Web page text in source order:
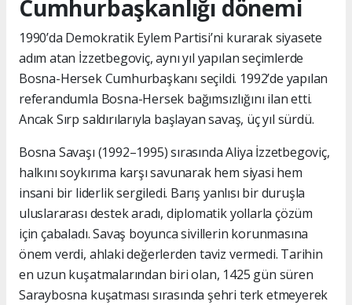
Cumhurbaşkanlığı dönemi
1990’da Demokratik Eylem Partisi’ni kurarak siyasete
adım atan İzzetbegoviç, aynı yıl yapılan seçimlerde
Bosna-Hersek Cumhurbaşkanı seçildi. 1992’de yapılan
referandumla Bosna-Hersek bağımsızlığını ilan etti.
Ancak Sırp saldırılarıyla başlayan savaş, üç yıl sürdü.
Bosna Savaşı (1992–1995) sırasında Aliya İzzetbegoviç,
halkını soykırıma karşı savunarak hem siyasi hem
insani bir liderlik sergiledi. Barış yanlısı bir duruşla
uluslararası destek aradı, diplomatik yollarla çözüm
için çabaladı. Savaş boyunca sivillerin korunmasına
önem verdi, ahlaki değerlerden taviz vermedi. Tarihin
en uzun kuşatmalarından biri olan, 1425 gün süren
Saraybosna kuşatması sırasında şehri terk etmeyerek